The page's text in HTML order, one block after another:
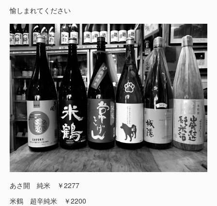
愉しまれてください
あさ開 純米 ￥2277
米鶴 超辛純米 ￥2200